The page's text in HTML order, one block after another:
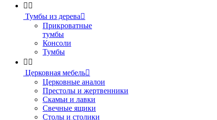
 
Тумбы из дерева
Прикроватные
тумбы
Консоли
Тумбы
 
Церковная мебель
Церковные аналои
Престолы и жертвенники
Скамьи и лавки
Свечные ящики
Столы и столики